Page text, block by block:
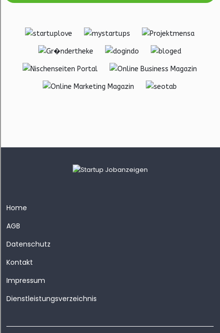
Home
AGB
Datenschutz
Kontakt
Impressum
Dienstleistungsverzeichnis